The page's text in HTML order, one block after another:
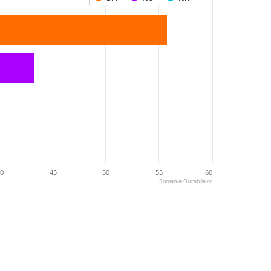
45 50 55 60
Romania-Durabila.ro